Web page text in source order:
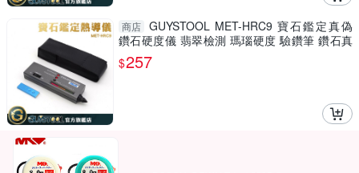
商店 GUYSTOOL MET-HRC9 寶石鑑定真偽
鑽石硬度儀 翡翠檢測 瑪瑙硬度 驗鑽筆 鑽石真
偽鑑定 鑽石硬度筆
$257